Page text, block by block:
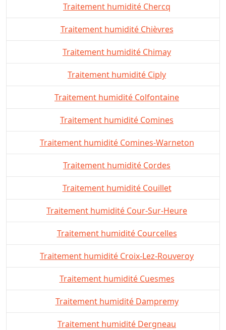
Traitement humidité Chercq
Traitement humidité Chièvres
Traitement humidité Chimay
Traitement humidité Ciply
Traitement humidité Colfontaine
Traitement humidité Comines
Traitement humidité Comines-Warneton
Traitement humidité Cordes
Traitement humidité Couillet
Traitement humidité Cour-Sur-Heure
Traitement humidité Courcelles
Traitement humidité Croix-Lez-Rouveroy
Traitement humidité Cuesmes
Traitement humidité Dampremy
Traitement humidité Dergneau